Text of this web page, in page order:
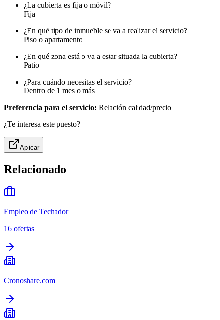
¿La cubierta es fija o móvil?
Fija
¿En qué tipo de inmueble se va a realizar el servicio?
Piso o apartamento
¿En qué zona está o va a estar situada la cubierta?
Patio
¿Para cuándo necesitas el servicio?
Dentro de 1 mes o más
Preferencia para el servicio: Relación calidad/precio
¿Te interesa este puesto?
Aplicar
Relacionado
Empleo de Techador
16 ofertas
Cronoshare.com